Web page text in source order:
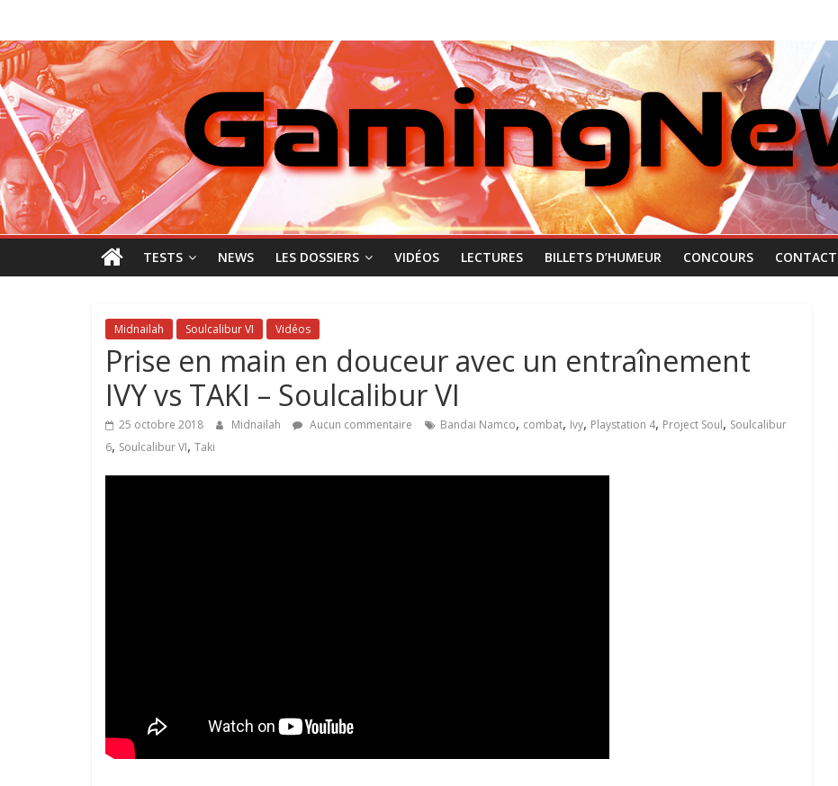
contenu
GamingNewZ
Tests
et
Actu
des
jeux
vidéo
TESTS NEWS LES DOSSIERS VIDÉOS LECTURES BILLETS D’HUMEUR CONCOURS CONTACT
Midnailah Soulcalibur VI Vidéos
Prise en main en douceur avec un entraînement
IVY vs TAKI – Soulcalibur VI
25 octobre 2018 Midnailah Aucun commentaire Bandai Namco, combat, Ivy, Playstation 4, Project Soul, Soulcalibur
6, Soulcalibur VI, Taki